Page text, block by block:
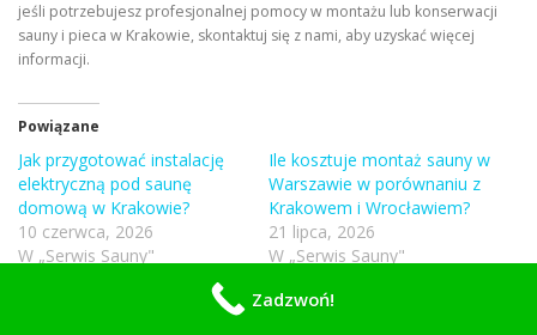
jeśli potrzebujesz profesjonalnej pomocy w montażu lub konserwacji
sauny i pieca w Krakowie, skontaktuj się z nami, aby uzyskać więcej
informacji.
Powiązane
Jak przygotować instalację
elektryczną pod saunę
domową w Krakowie?
10 czerwca, 2026
W „Serwis Sauny"
Ile kosztuje montaż sauny w
Warszawie w porównaniu z
Krakowem i Wrocławiem?
21 lipca, 2026
W „Serwis Sauny"
Sauna w apartamencie w
Zadzwoń!